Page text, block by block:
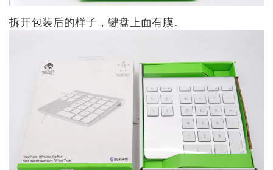
拆开包装后的样子，键盘上面有膜。